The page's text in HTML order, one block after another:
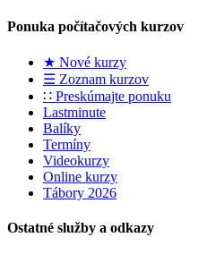
Ponuka počítačových kurzov
★ Nové kurzy
☰ Zoznam kurzov
∷ Preskúmajte ponuku
Lastminute
Balíky
Termíny
Videokurzy
Online kurzy
Tábory 2026
Ostatné služby a odkazy